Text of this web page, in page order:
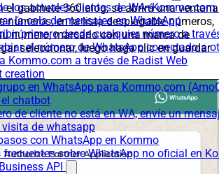
los actuales clientes de
la cola de mensajes en WhatsApp
primero desde cualquier número a
el número de WhatsApp conectado a
Kommo.com a través de Radist Web
creation
en WhatsApp para Kommo.com
chatbot
de cliente no está en WA, envíe un
visita de whatsapp
con WhatsApp en Kommo
frecuentes sobre WhatsApp no oficial en
API
el gabinete 360ialog, se abrirá una ventana
números, en la lista desplegable números,
número, marcarlo con una marca de
seleccionar, luego haga clic en guardar